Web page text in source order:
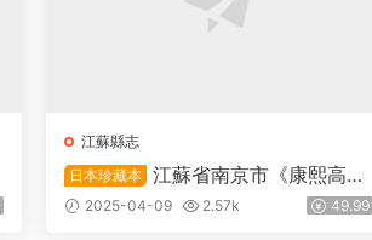
江蘇縣志
日本珍藏本 江蘇省南京市《康熙高淳
縣志》二十五卷 (清)李斯佺修 葉楠
2025-04-09 2.57k 49.99